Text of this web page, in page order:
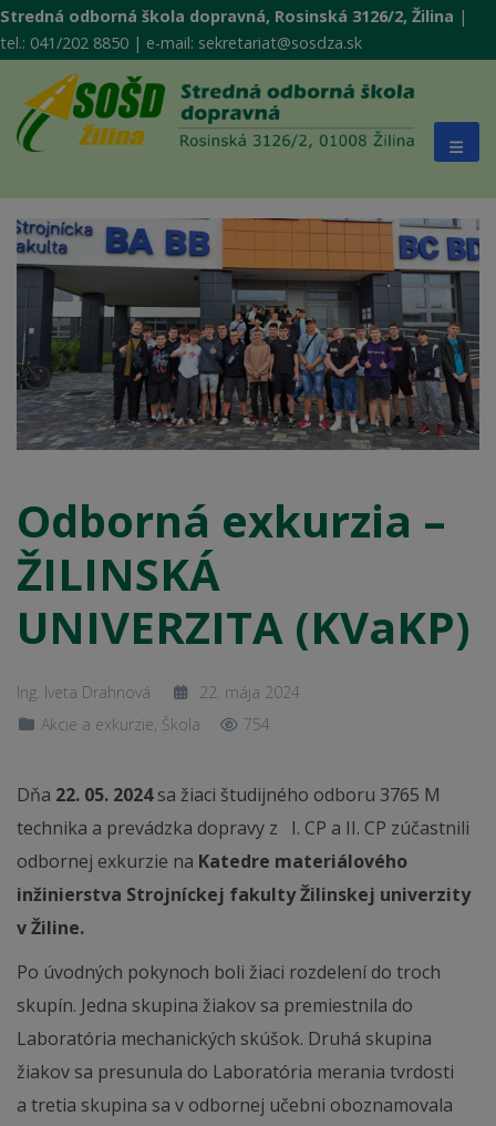
Stredná odborná škola dopravná, Rosinská 3126/2, Žilina |
tel.: 041/202 8850 | e-mail: sekretariat@sosdza.sk
Odborná exkurzia –
ŽILINSKÁ
UNIVERZITA (KVaKP)
Ing. Iveta Drahnová
22. mája 2024
Akcie a exkurzie, Škola 754
Dňa 22. 05. 2024sa žiaci študijného odboru 3765 M
technika a prevádzka dopravy z I. CP a II. CP zúčastnili
odbornej exkurzie na Katedre materiálového
inžinierstva Strojníckej fakulty Žilinskej univerzity
v Žiline.
Po úvodných pokynoch boli žiaci rozdelení do troch
skupín. Jedna skupina žiakov sa premiestnila do
Laboratória mechanických skúšok. Druhá skupina
žiakov sa presunula do Laboratória merania tvrdosti
a tretia skupina sa v odbornej učebni oboznamovala